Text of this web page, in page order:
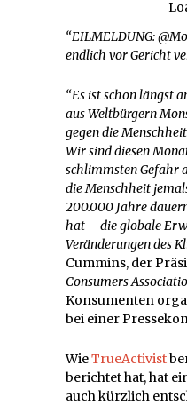
“EILMELDUNG:
endlich vor Gericht
“Es ist schon längst
aus Weltbürgern
gegen die
Wir sind diesen
schlimmsten Gefahr
die Menschheit
200.000 Jahre
hat – die globale
Veränderungen des
Cummins, der
Consumers
Konsumenten
bei einer
WieTrueActivist
berichtet hat, hat
auch kürzlich